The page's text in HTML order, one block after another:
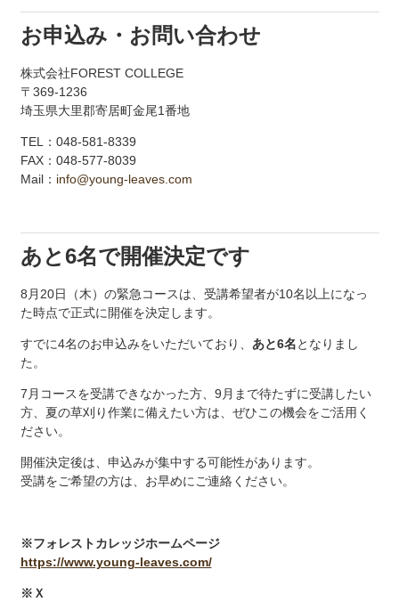
お申込み・お問い合わせ
株式会社FOREST COLLEGE
〒369-1236
埼玉県大里郡寄居町金尾1番地
TEL：048-581-8339
FAX：048-577-8039
Mail： info@young-leaves.com
あと6名で開催決定です
8月20日（木）の緊急コースは、受講希望者が10名以上になっ
た時点で正式に開催を決定します。
すでに4名のお申込みをいただいており、 あと6名となりまし
た。
7月コースを受講できなかった方、9月まで待たずに受講したい
方、夏の草刈り作業に備えたい方は、ぜひこの機会をご活用く
ださい。
開催決定後は、申込みが集中する可能性があります。
受講をご希望の方は、お早めにご連絡ください。
※フォレストカレッジホームページ
https://www.young-leaves.com/
※Ｘ